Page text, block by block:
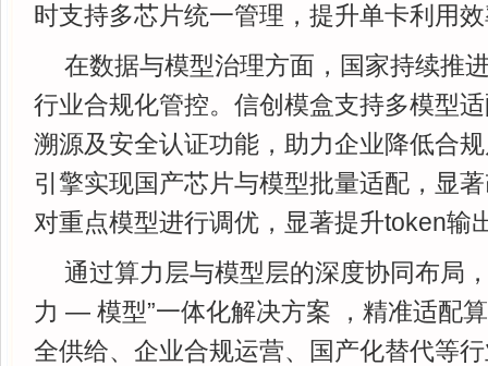
时支持多芯片统一管理，提升单卡利用
在数据与模型治理方面，国家持续推
行业合规化管控。信创模盒支持多模型
溯源及安全认证功能，助力企业降低合
引擎实现国产芯片与模型批量适配，显
对重点模型进行调优，显著提升token输
通过算力层与模型层的深度协同布局
力 — 模型”一体化解决方案 ，精准适配
全供给、企业合规运营、国产化替代等